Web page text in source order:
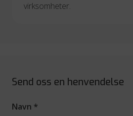
virksomheter.
Send oss en henvendelse
Navn *